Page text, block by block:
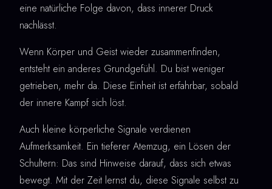
eine natürliche Folge davon, dass innerer Druck
nachlässt.
Wenn Körper und Geist wieder zusammenfinden,
entsteht ein anderes Grundgefühl. Du bist weniger
getrieben, mehr da. Diese Einheit ist erfahrbar, sobald
der innere Kampf sich löst.
Auch kleine körperliche Signale verdienen
Aufmerksamkeit. Ein tieferer Atemzug, ein Lösen der
Schultern: Das sind Hinweise darauf, dass sich etwas
bewegt. Mit der Zeit lernst du, diese Signale selbst zu